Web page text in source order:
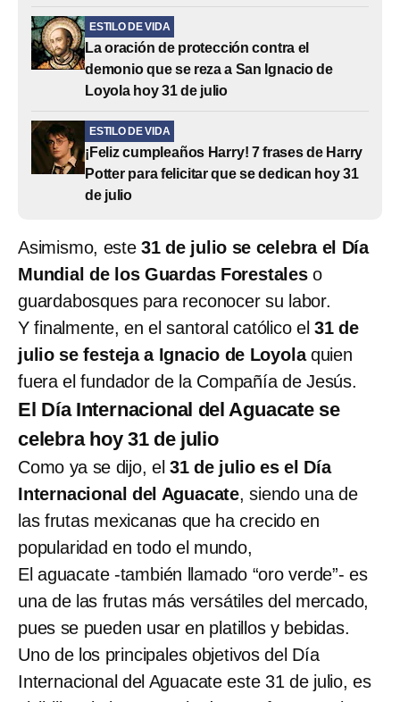
ESTILO DE VIDA
La oración de protección contra el
demonio que se reza a San Ignacio de
Loyola hoy 31 de julio
ESTILO DE VIDA
¡Feliz cumpleaños Harry! 7 frases de Harry
Potter para felicitar que se dedican hoy 31
de julio
Asimismo, este31 de julio se celebra el Día
Mundial de los Guardas Forestaleso
guardabosques para reconocer su labor.
Y finalmente, en el santoral católico el 31 de
julio se festeja a Ignacio de Loyolaquien
fuera el fundador de la Compañía de Jesús.
El Día Internacional del Aguacate se
celebra hoy 31 de julio
Como ya se dijo, el 31 de julio es el Día
Internacional del Aguacate, siendo una de
las frutas mexicanas que ha crecido en
popularidad en todo el mundo,
El aguacate -también llamado “oro verde”- es
una de las frutas más versátiles del mercado,
pues se pueden usar en platillos y bebidas.
Uno de los principales objetivos del Día
Internacional del Aguacate este 31 de julio, es